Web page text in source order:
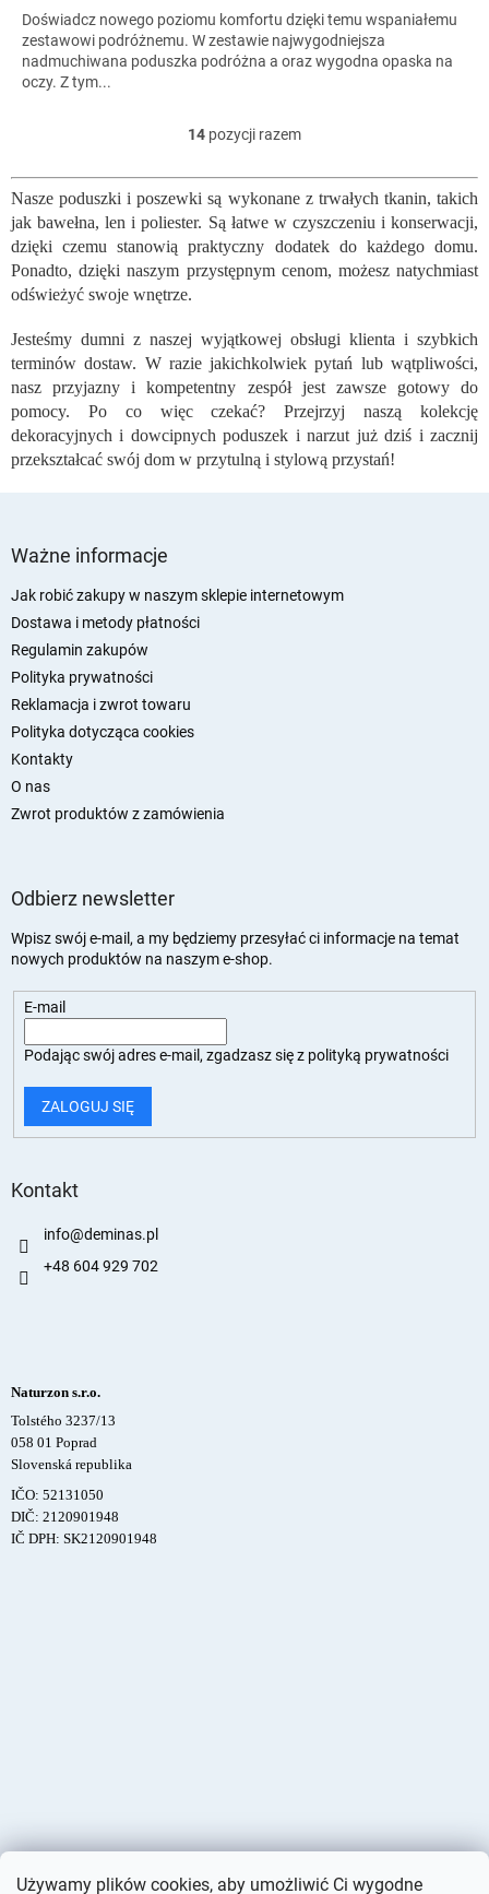
Używamy plików cookies, aby umożliwić Ci wygodne
Doświadcz nowego poziomu komfortu dzięki temu wspaniałemu
zestawowi podróżnemu. W zestawie najwygodniejsza
nadmuchiwana poduszka podróżna a oraz wygodna opaska ​​na
oczy. Z tym...
K
n
t
r
o
l
i
s
t
y
14 pozycji razem
Nasze poduszki i poszewki są wykonane z trwałych tkanin, takich
jak bawełna, len i poliester. Są łatwe w czyszczeniu i konserwacji,
dzięki czemu stanowią praktyczny dodatek do każdego domu.
Ponadto, dzięki naszym przystępnym cenom, możesz natychmiast
odświeżyć swoje wnętrze.
Jesteśmy dumni z naszej wyjątkowej obsługi klienta i szybkich
terminów dostaw. W razie jakichkolwiek pytań lub wątpliwości,
nasz przyjazny i kompetentny zespół jest zawsze gotowy do
pomocy. Po co więc czekać? Przejrzyj naszą kolekcję
dekoracyjnych i dowcipnych poduszek i narzut już dziś i zacznij
przekształcać swój dom w przytulną i stylową przystań!
Ważne informacje
Jak robić zakupy w naszym sklepie internetowym
Dostawa i metody płatności
Regulamin zakupów
Polityka prywatności
Reklamacja i zwrot towaru
Polityka dotycząca cookies
Kontakty
O nas
Zwrot produktów z zamówienia
Odbierz newsletter
Wpisz swój e-mail, a my będziemy przesyłać ci informacje na temat
nowych produktów na naszym e-shop.
E-mail
Podając swój adres e-mail, zgadzasz się z polityką prywatności
ZALOGUJ SIĘ
Kontakt
info@deminas.pl
+48 604 929 702
Naturzon s.r.o.
Tolstého 3237/13
058 01 Poprad
Slovenská republika
IČO: 52131050
DIČ: 2120901948
IČ DPH: SK2120901948